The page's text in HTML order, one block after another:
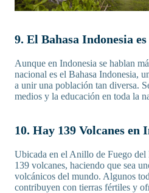
9. El Bahasa Indonesia
Aunque en Indonesia se hablan
nacional es el Bahasa Indonesia,
a unir una población tan diversa.
medios y la educación en toda la
10. Hay 139 Volcanes en
Ubicada en el Anillo de Fuego del
139 volcanes, haciendo que sea
volcánicos del mundo. Algunos
contribuyen con tierras fértiles y